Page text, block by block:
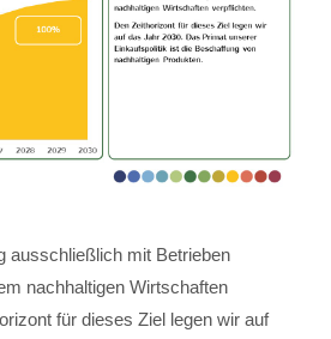
ausschließlich mit Betrieben
nachhaltigen Wirtschaften
für dieses Ziel legen wir auf